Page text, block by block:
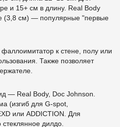
и 15+ см в длину. Real Body
(3,8 см) — популярные "первые
фаллоимитатор к стене, полу или
Также позволяет
— Real Body, Doc Johnson.
(изгиб для G-spot,
или ADDICTION. Для
дилдо.